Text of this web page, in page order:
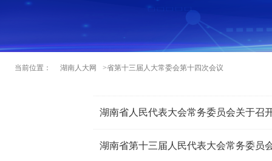
当前位置： 湖南人大网 >省第十三届人大常委会第十四次会议
湖南省第十三届人民代表大会常务委员